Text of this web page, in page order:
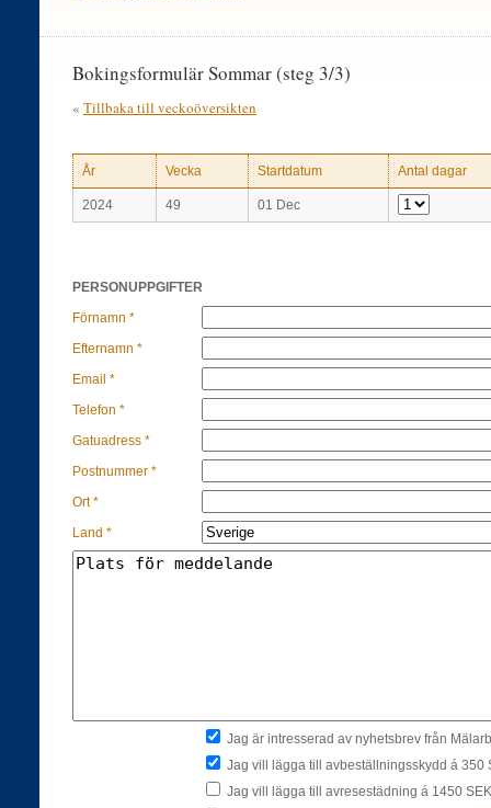
Bokingsformulär Sommar (steg 3/3)
« Tillbaka till veckoöversikten
År Vecka Startdatum Antal dagar
2024 49 01 Dec
PERSONUPPGIFTER
Förnamn *
Efternamn *
Email *
Telefon *
Gatuadress *
Postnummer *
Ort *
Land *
Jag är intresserad av nyhetsbrev från
Jag vill lägga till avbeställningsskydd á 350
Jag vill lägga till avresestädning á 1450